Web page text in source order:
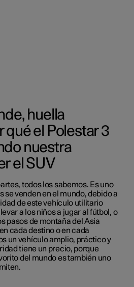
huella
qué el Polestar 3
nuestra
el SUV
todos los sabemos. Es uno
se venden en el mundo, debido a
de este vehículo utilitario
a los niños a jugar al fútbol, o
pasos de montaña del Asia
cada destino o en cada
un vehículo amplio, práctico y
tiene un precio, porque
del mundo es también uno